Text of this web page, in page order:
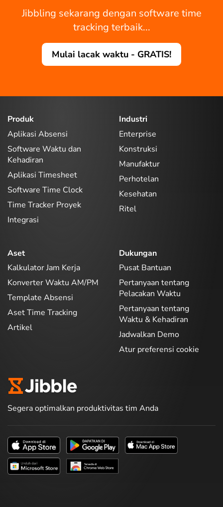
Jibbling sekarang dengan software time
tracking terbaik...
Mulai lacak waktu - GRATIS!
Produk
Aplikasi Absensi
Software Waktu dan
Kehadiran
Aplikasi Timesheet
Software Time Clock
Time Tracker Proyek
Integrasi
Industri
Enterprise
Konstruksi
Manufaktur
Perhotelan
Kesehatan
Ritel
Aset
Kalkulator Jam Kerja
Konverter Waktu AM/PM
Template Absensi
Aset Time Tracking
Artikel
Dukungan
Pusat Bantuan
Pertanyaan tentang
Pelacakan Waktu
Pertanyaan tentang
Waktu & Kehadiran
Jadwalkan Demo
Atur preferensi cookie
Segera optimalkan produktivitas tim Anda